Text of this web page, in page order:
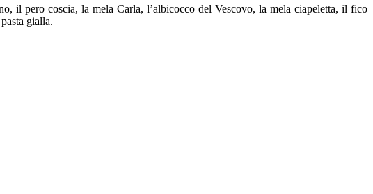
il pero coscia, la mela Carla, l’albicocco del Vescovo, la mela ciapeletta, il fico
gialla.